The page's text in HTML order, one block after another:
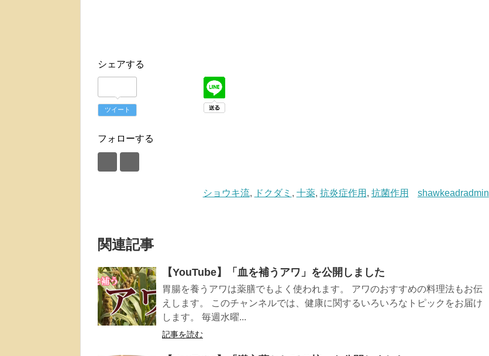
シェアする
ツイート
フォローする
ショウキ流, ドクダミ , 十薬, 抗炎症作用 , 抗菌作用 shawkeadradmin
関連記事
【YouTube】「血を補うアワ」を公開しました
胃腸を養うアワは薬膳でもよく使われます。 アワのおすすめの料理法もお伝
えします。 このチャンネルでは、健康に関するいろいろなトピックをお届け
します。 毎週水曜...
記事を読む